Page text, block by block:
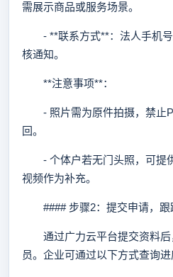
需展示商品或服务场景。
- **联系方式**：法人手机号
核通知。
**注意事项**：
- 照片需为原件拍摄，禁止
回。
- 个体户若无门头照，可提
视频作为补充。
#### 步骤2：提交申请，跟
通过广力云平台提交资料后
员。企业可通过以下方式查询进